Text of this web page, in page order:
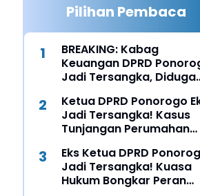
Pilihan Pembaca
BREAKING: Kabag
Keuangan DPRD
Jadi Tersangka, Diduga
Ketua DPRD Ponorogo
Jadi Tersangka! Kasus
Tunjangan Perumahan
Eks Ketua DPRD
Jadi Tersangka! Kuasa
Hukum Bongkar Peran